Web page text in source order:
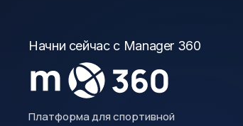
Начни сейчас с Manager 360
Платформа для спортивной